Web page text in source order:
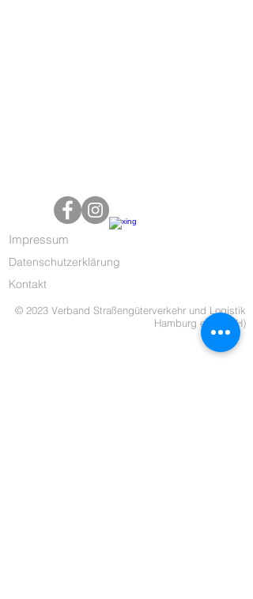
Impressum
Datenschutzerklärung
Kontakt
© 2023 Verband Straßengüterverkehr und Logistik
Hamburg e.V. (VSH)